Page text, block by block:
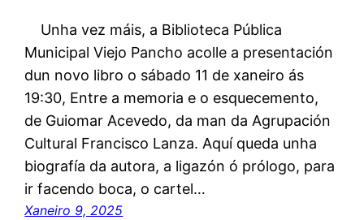
Unha vez máis, a Biblioteca Pública
Municipal Viejo Pancho acolle a presentación
dun novo libro o sábado 11 de xaneiro ás
19:30, Entre a memoria e o esquecemento,
de Guiomar Acevedo, da man da Agrupación
Cultural Francisco Lanza. Aquí queda unha
biografía da autora, a ligazón ó prólogo, para
ir facendo boca, o cartel…
Xaneiro 9, 2025